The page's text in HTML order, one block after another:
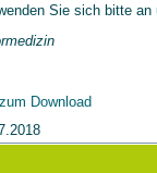
Sie sich bitte an
Download